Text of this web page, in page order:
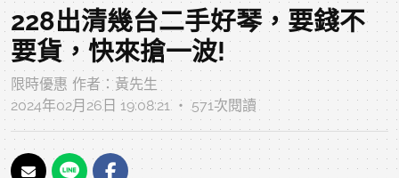
228出清幾台二手好琴，要錢不
要貨，快來搶一波!
限時優惠 作者：黃先生
2024年02月26日 19:08:21 ‧ 571次閱讀